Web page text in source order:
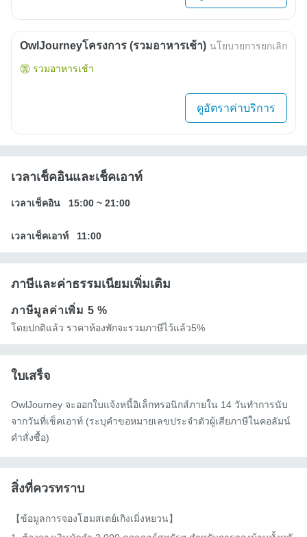
OwlJourneyโครงการ (รวมอาหารเช้า) นโยบายการยกเลิก
รวมอาหารเช้า
ดูอัตราค่าบริการ
เวลาเช็คอินและเช็คเอาท์
เวลาเช็คอิน 15:00 ~ 21:00
เวลาเช็คเอาท์ 11:00
ภาษีและค่าธรรมเนียมเพิ่มเติม
ภาษีมูลค่าเพิ่ม 5 %
โดยปกติแล้ว ราคาห้องพักจะรวมภาษีไว้แล้ว5%
ใบเสร็จ
OwlJourney จะออกใบแจ้งหนี้อิเล็กทรอนิกส์ภายใน 14 วันทำการนับ
จากวันที่เช็คเอาท์ (ระบุคำขอหมายเลขประจำตัวผู้เสียภาษีในคอลัมน์
คำสั่งซื้อ)
สิ่งที่ควรทราบ
【ข้อมูลการจองโฮมสเตย์เกิงเมิ่งหยวน】